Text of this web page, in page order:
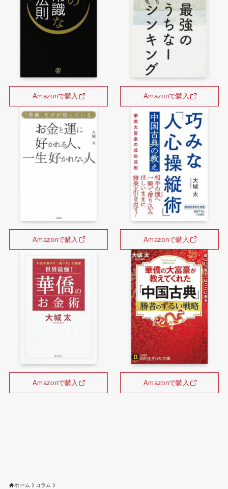
Amazonで購入 Amazonで購入
Amazonで購入 Amazonで購入
Amazonで購入 Amazonで購入
ホーム コラム